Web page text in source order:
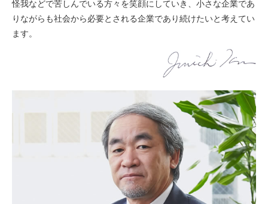
怪我などで苦しんでいる方々を笑顔にしていき、小さな企業であ
りながらも社会から必要とされる企業であり続けたいと考えてい
ます。